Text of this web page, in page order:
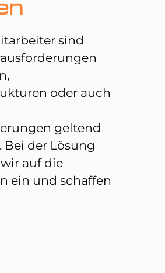
sind
oder auch
geltend
der Lösung
auf die
ein und schaffen